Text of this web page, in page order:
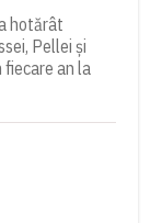
hotărât
Pellei și
an la